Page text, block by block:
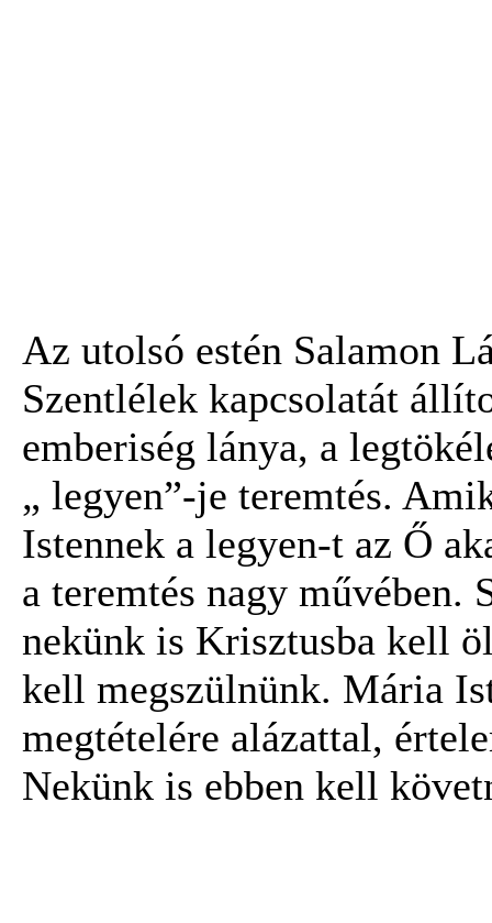
Az utolsó estén Salamon
Szentlélek kapcsolatát
emberiség lánya, a
„ legyen”-je teremtés.
Istennek a legyen-t az Ő
a teremtés nagy művében.
nekünk is Krisztusba kell
kell megszülnünk. Mária
megtételére alázattal,
Nekünk is ebben kell